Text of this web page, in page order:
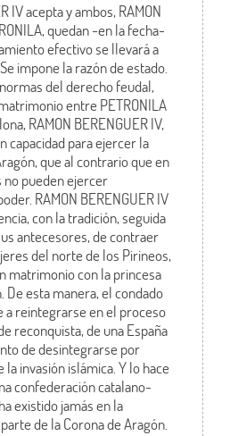
IV acepta y ambos, RAMON
quedan -en la fecha-
efectivo se llevará a
Se impone la razón de estado.
del derecho feudal,
entre PETRONILA
RAMON BERENGUER IV,
capacidad para ejercer la
que al contrario que en
no pueden ejercer
RAMON BERENGUER IV
con la tradición, seguida
antecesores, de contraer
del norte de los Pirineos,
matrimonio con la princesa
De esta manera, el condado
a reintegrarse en el proceso
reconquista, de una España
de desintegrarse por
invasión islámica. Y lo hace
confederación catalano-
existido jamás en la
de la Corona de Aragón.